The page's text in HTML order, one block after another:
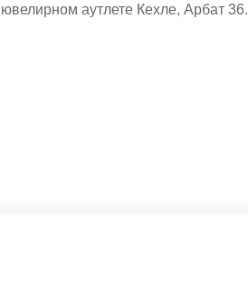
ювелирном аутлете Кехле, Арбат 36.